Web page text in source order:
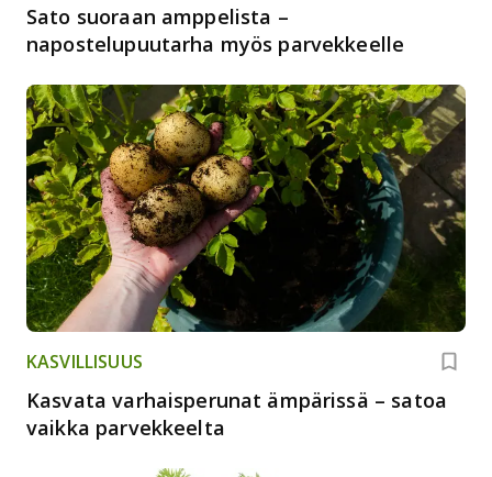
Sato suoraan amppelista –
napostelupuutarha myös parvekkeelle
KASVILLISUUS
Kasvata varhaisperunat ämpärissä – satoa
vaikka parvekkeelta